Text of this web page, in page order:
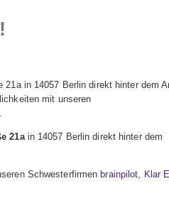
in 14057 Berlin direkt hinter dem
mit unseren
21ain 14057 Berlin direkt hinter dem
Schwesterfirmen brainpilot, Klar